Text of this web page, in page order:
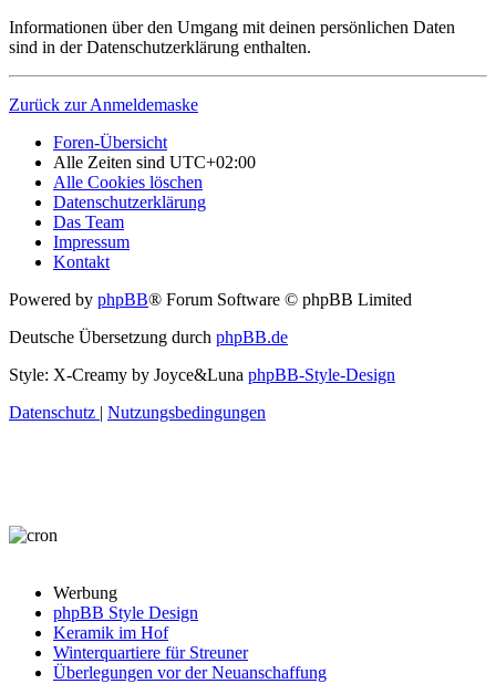
Informationen über den Umgang mit deinen persönlichen Daten
sind in der Datenschutzerklärung enthalten.
Zurück zur Anmeldemaske
Foren-Übersicht
Alle Zeiten sind UTC+02:00
Alle Cookies löschen
Datenschutzerklärung
Das Team
Impressum
Kontakt
Powered by phpBB® Forum Software © phpBB Limited
Deutsche Übersetzung durch phpBB.de
Style: X-Creamy by Joyce&Luna phpBB-Style-Design
Datenschutz | Nutzungsbedingungen
Werbung
phpBB Style Design
Keramik im Hof
Winterquartiere für Streuner
Überlegungen vor der Neuanschaffung